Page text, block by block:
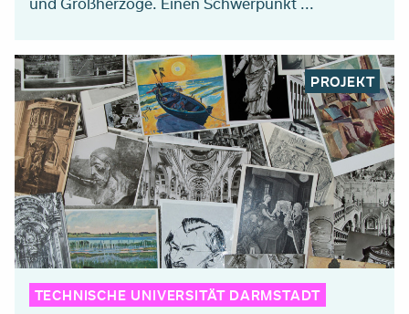
PROJEKT
TECHNISCHE UNIVERSITÄT DARMSTADT